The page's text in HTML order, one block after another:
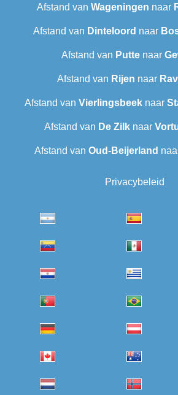
Afstand van Wageningen naar
Afstand van Dinteloord naar
Afstand van Puttenaar
Afstand van Rijen naar
Afstand van Vierlingsbeeknaar
Afstand van De Zilk naar
Afstand van Oud-Beijerland
Privacybeleid